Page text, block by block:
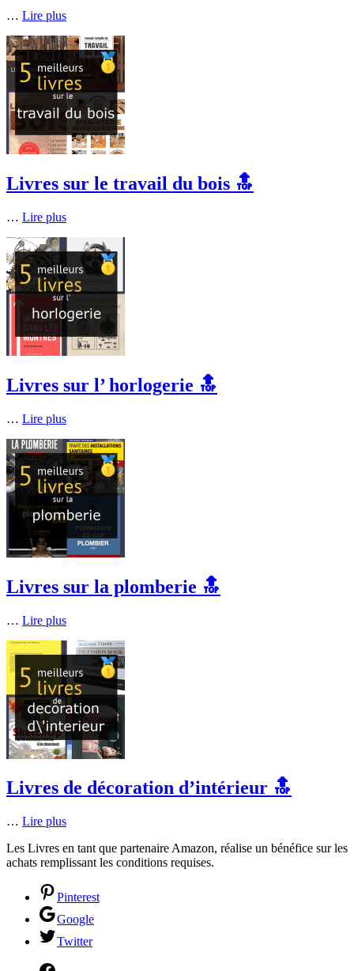
… Lire plus
Livres sur le travail du bois 🔝
… Lire plus
Livres sur l’ horlogerie 🔝
… Lire plus
Livres sur la plomberie 🔝
… Lire plus
Livres de décoration d’intérieur 🔝
… Lire plus
Les Livres en tant que partenaire Amazon, réalise un bénéfice sur les
achats remplissant les conditions requises.
Pinterest
Google
Twitter